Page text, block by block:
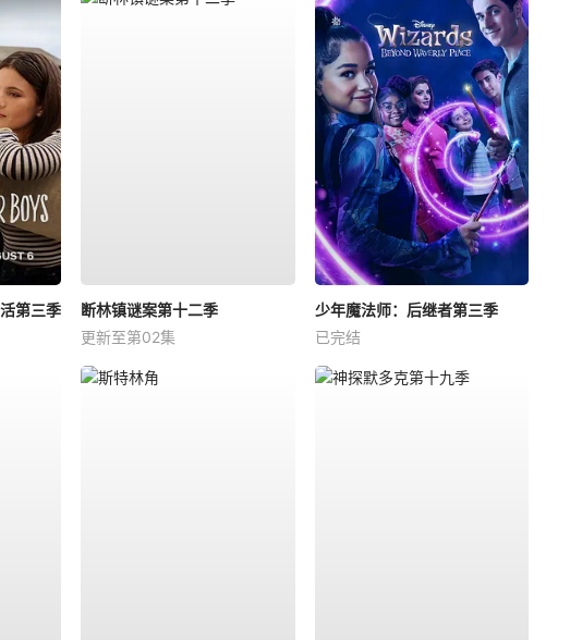
第三季
断林镇谜案第十二季
更新至第02集
少年魔法师：后继者第三季
已完结